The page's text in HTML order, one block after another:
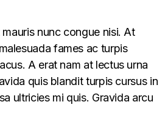
nunc congue nisi. At
fames ac turpis
A erat nam at lectus urna
quis blandit turpis cursus in
ultricies mi quis. Gravida arcu